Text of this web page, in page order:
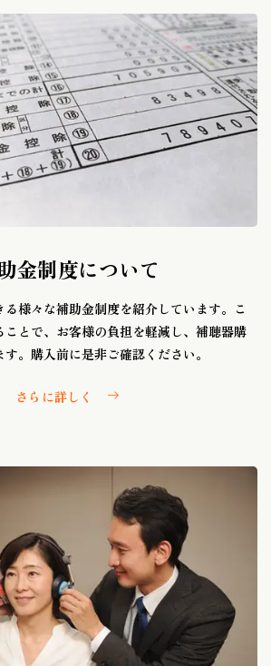
金制度について
様々な補助金制度を紹介しています。こ
ことで、お客様の負担を軽減し、補聴器購
。購入前に是非ご確認ください。
さらに詳しく